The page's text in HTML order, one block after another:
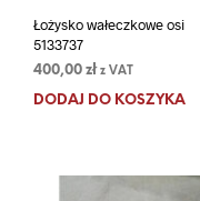
Łożysko wałeczkowe osi
5133737
400,00 zł z VAT
DODAJ DO KOSZYKA